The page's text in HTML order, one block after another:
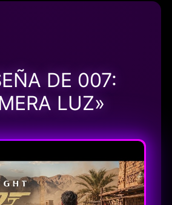
DE 007:
LUZ»